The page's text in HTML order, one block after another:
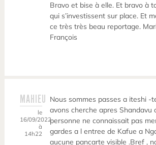
Bravo et bise à elle. Et bravo à
qui s’investissent sur place. Et
ce très très beau reportage.
François
MAHIEU
le
16/09/2022
à
14h22
Nous sommes passes a iteshi -
avons cherche apres Shandavu
personne ne connaissait pas
gardes a l entree de Kafue a
aucune pancarte visible .Bref ,